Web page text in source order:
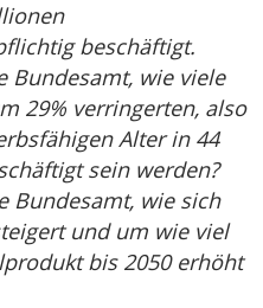
beschäftigt.
Bundesamt, wie viele
29% verringerten, also
Alter in 44
sein werden?
Bundesamt, wie sich
und um wie viel
bis 2050 erhöht